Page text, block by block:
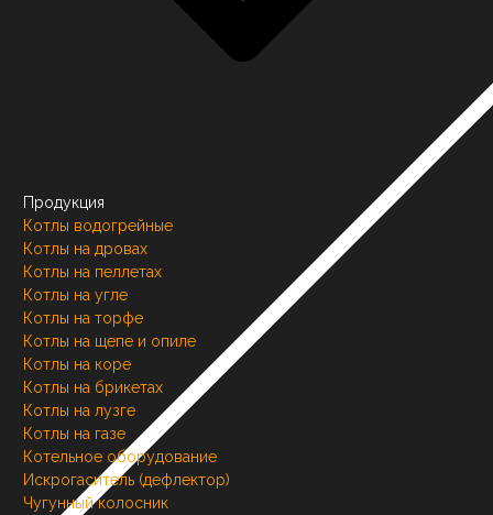
Продукция
Котлы водогрейные
Котлы на дровах
Котлы на пеллетах
Котлы на угле
Котлы на торфе
Котлы на щепе и опиле
Котлы на коре
Котлы на брикетах
Котлы на лузге
Котлы на газе
Котельное оборудование
Искрогаситель (дефлектор)
Чугунный колосник